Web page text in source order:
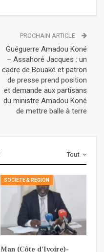
PROCHAIN ARTICLE
Guéguerre Amadou Koné
– Assahoré Jacques : un
cadre de Bouaké et patron
de presse prend position
et demande aux partisans
du ministre Amadou Koné
de mettre balle à terre
Tout
SOCIETE & REGION
Man (Côte d’Ivoire)-